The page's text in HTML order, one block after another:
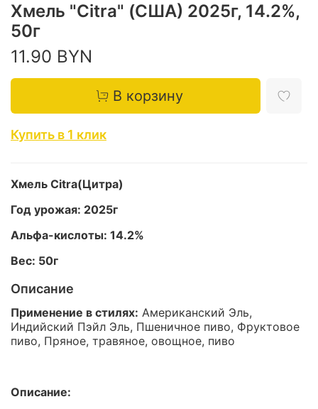
Хмель "Citra" (США) 2025г, 14.2%,
50г
11.90 BYN
В корзину
Купить в 1 клик
Хмель Citra(Цитра)
Год урожая: 2025г
Альфа-кислоты: 14.2%
Вес: 50г
Описание
Применение в стилях: Американский Эль,
Индийский Пэйл Эль, Пшеничное пиво, Фруктовое
пиво, Пряное, травяное, овощное, пиво
Описание: